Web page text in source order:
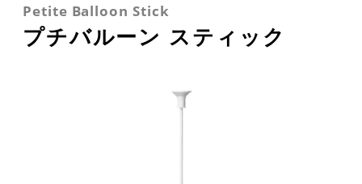
Petite Balloon Stick
プチバルーン スティック